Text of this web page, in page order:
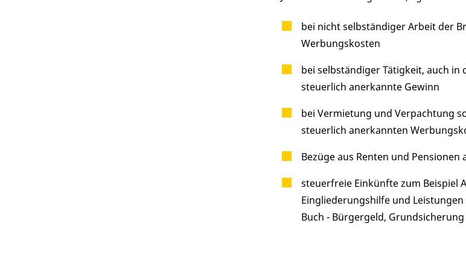
bei nicht selbständiger Arbeit der
Werbungskosten
bei selbständiger Tätigkeit, auch
steuerlich anerkannte Gewinn
bei Vermietung und Verpachtung
steuerlich anerkannten
Bezüge aus Renten und
steuerfreie Einkünfte zum Beispiel
Eingliederungshilfe und
Buch - Bürgergeld,